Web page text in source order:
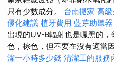
只有少數成分。 台南搬家 高
優化建議 植牙費用 藍芽助聽器
出現的UV-B輻射也是曬黑的
色，棕色，但不要在沒有適當
潔一小時多少錢 清潔工的服務